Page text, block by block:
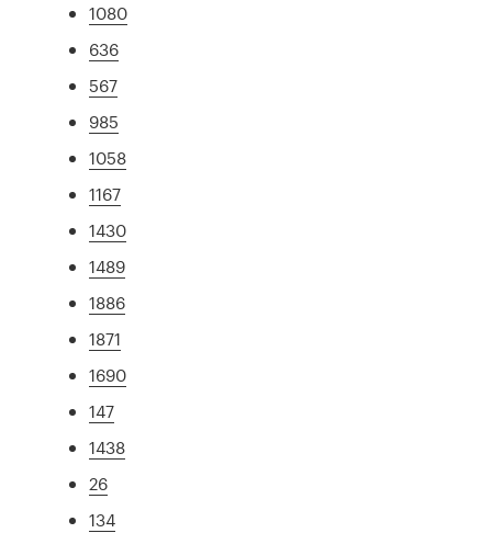
1080
636
567
985
1058
1167
1430
1489
1886
1871
1690
147
1438
26
134